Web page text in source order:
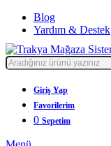
Blog
Yardım & Destek
Giriş Yap
Favorilerim
0 Sepetim